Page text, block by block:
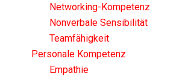
Networking-Kompetenz
Nonverbale Sensibilität
Teamfähigkeit
Personale Kompetenz
Empathie